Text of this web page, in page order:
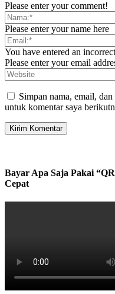
Please enter your comment!
Please enter your name here
You have entered an
Please enter your email
Simpan nama, email,
untuk komentar saya
Bayar Apa Saja Pakai
Cepat